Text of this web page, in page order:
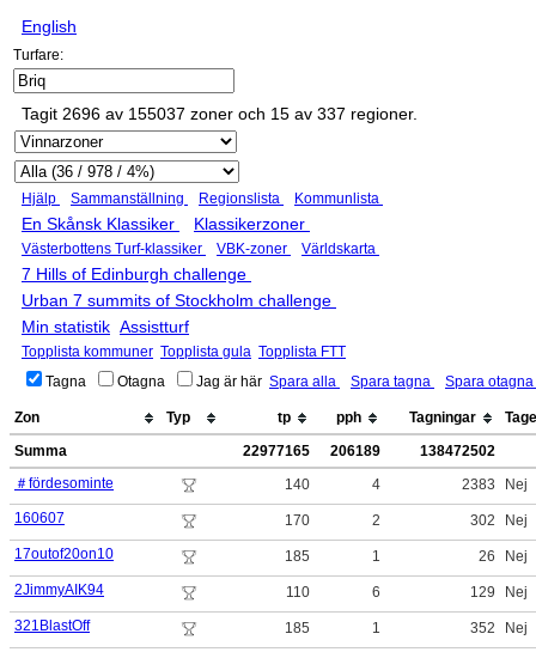
English
Turfare:
Tagit 2696 av 155037 zoner och 15 av 337 regioner.
Hjälp Sammanställning Regionslista Kommunlista
En Skånsk Klassiker Klassikerzoner
Västerbottens Turf-klassiker VBK-zoner Världskarta
7 Hills of Edinburgh challenge
Urban 7 summits of Stockholm challenge
Min statistik Assistturf
Topplista kommuner Topplista gula Topplista FTT
Tagna
Otagna Jag är här Spara alla Spara tagna Spara otagna
Zon Typ tp pph Tagningar
Summa
22977165 206189
138472502
＃fördesominte
140 4 2383
Nej
160607
170 2 302
Nej
17outof20on10
185 1 26
Nej
2JimmyAIK94
110 6 129
Nej
321BlastOff
185 1 352
Nej